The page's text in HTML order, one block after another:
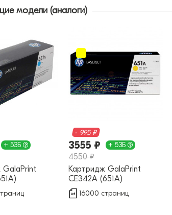
модели (аналоги)
+ 53Б
GalaPrint
- 995 ₽
3555 ₽ + 53Б
4550 ₽
Картридж GalaPrint
CE342A (651A)
совместимый
16000 страниц